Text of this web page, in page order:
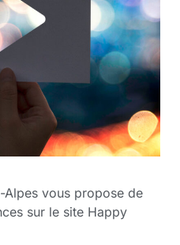
Alpes vous propose de
sur le site Happy